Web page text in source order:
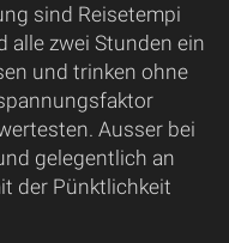
sind Reisetempi
alle zwei Stunden ein
und trinken ohne
Ausser bei
gelegentlich an
der Pünktlichkeit